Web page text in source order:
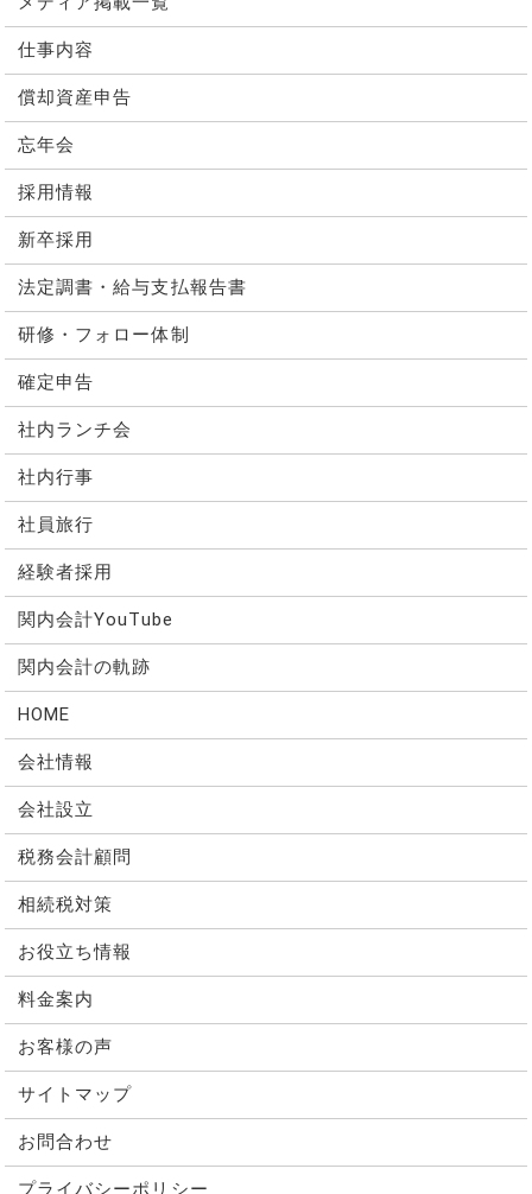
仕事内容
償却資産申告
忘年会
採用情報
新卒採用
法定調書・給与支払報告書
研修・フォロー体制
確定申告
社内ランチ会
社内行事
社員旅行
経験者採用
関内会計YouTube
関内会計の軌跡
HOME
会社情報
会社設立
税務会計顧問
相続税対策
お役立ち情報
料金案内
お客様の声
サイトマップ
お問合わせ